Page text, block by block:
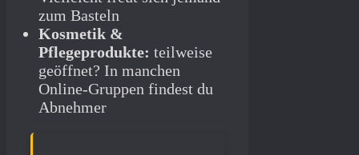
zum Basteln
Kosmetik &
Pflegeprodukte: teilweise
geöffnet? In manchen
Online-Gruppen findest du
Abnehmer